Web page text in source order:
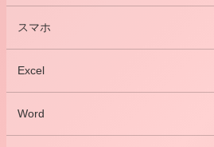
スマホ
Excel
Word